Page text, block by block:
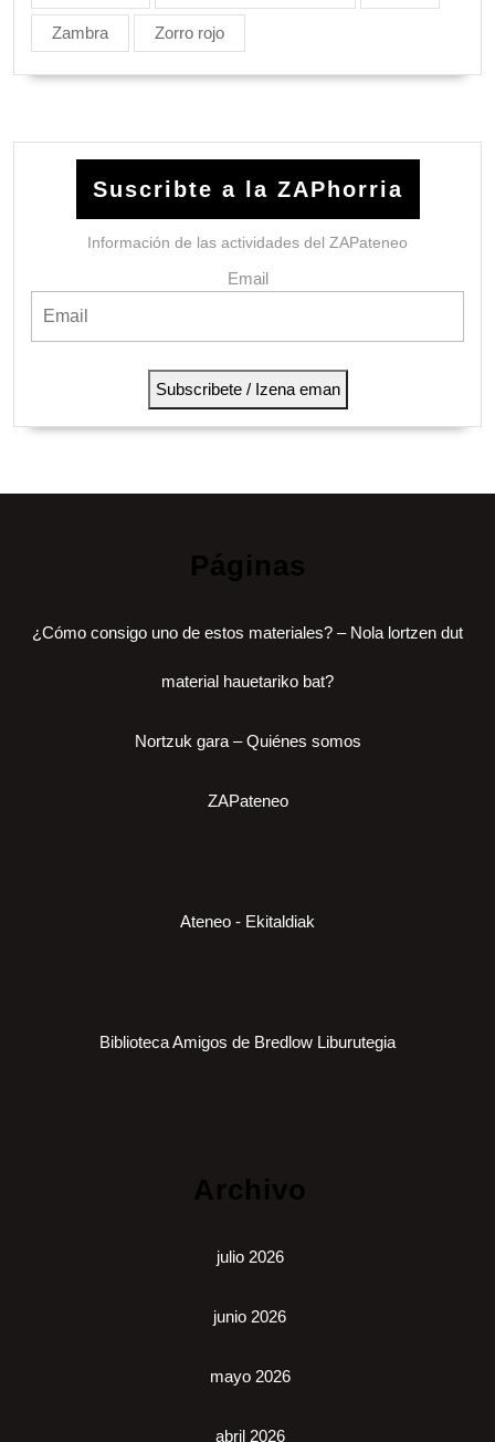
Zambra Zorro rojo
Suscribte a la ZAPhorria
Información de las actividades del ZAPateneo
Email
Subscribete / Izena eman
Páginas
¿Cómo consigo uno de estos materiales? – Nola lortzen dut
material hauetariko bat?
Nortzuk gara – Quiénes somos
ZAPateneo
Ateneo - Ekitaldiak
Biblioteca Amigos de Bredlow Liburutegia
Archivo
julio 2026
junio 2026
mayo 2026
abril 2026